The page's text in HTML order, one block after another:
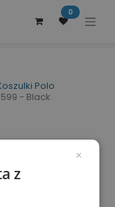
0
Polo
- Black
| nr
×
z